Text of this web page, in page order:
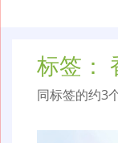
标签：
同标签的约3